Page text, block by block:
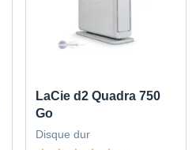
LaCie d2 Quadra 750
Go
Disque dur